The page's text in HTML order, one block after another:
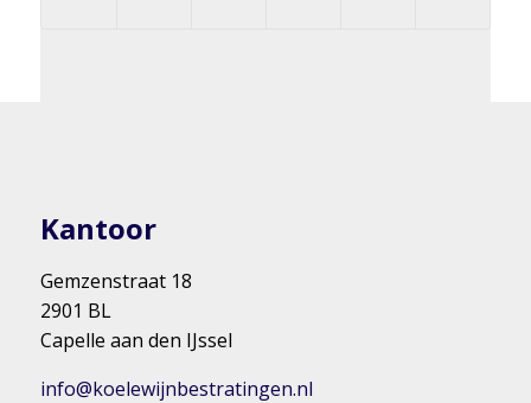
Kantoor
Gemzenstraat 18
2901 BL
Capelle aan den IJssel
info@koelewijnbestratingen.nl